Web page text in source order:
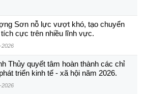
Sơn nỗ lực vượt khó, tạo chuyển
tích cực trên nhiều lĩnh vực.
2026
Thủy quyết tâm hoàn thành các chỉ
triển kinh tế - xã hội năm 2026.
2026